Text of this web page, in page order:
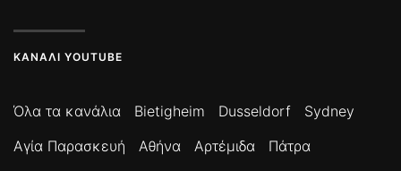
ΚΑΝΆΛΙ YOUTUBE
Όλα τα κανάλια Bietigheim Dusseldorf
Sydney
Αγία Παρασκευή
Αθήνα Αρτέμιδα
Πάτρα